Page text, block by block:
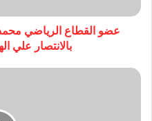
عضو القطاع الرياضي
بالانتصار علي